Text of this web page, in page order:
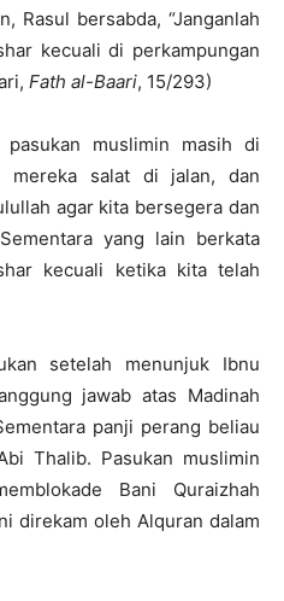
Rasul bersabda, “Janganlah
kecuali di perkampungan
Fath al-Baari, 15/293)
muslimin masih di
mereka salat di jalan, dan
agar kita bersegera dan
yang lain berkata
kecuali ketika kita telah
setelah menunjuk Ibnu
jawab atas Madinah
panji perang beliau
Thalib. Pasukan muslimin
Bani Quraizhah
direkam oleh Alquran dalam